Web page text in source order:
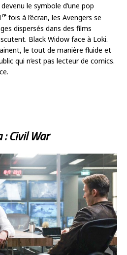
le symbole d’une pop
re fois à l’écran, les Avengers se
dispersés dans des films
Black Widow face à Loki.
le tout de manière fluide et
qui n’est pas lecteur de comics.
Civil War